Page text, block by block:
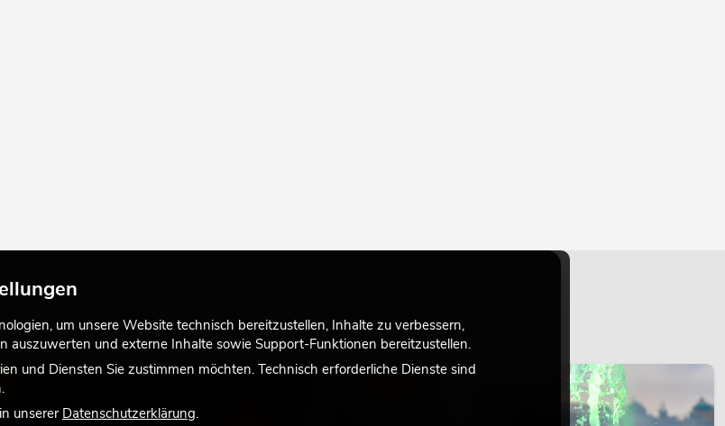
um unsere Website technisch bereitzustellen, Inhalte zu verbessern,
auszuwerten und externe Inhalte sowie Support-Funktionen bereitzustellen.
und Diensten Sie zustimmen möchten. Technisch erforderliche Dienste sind
unsererDatenschutzerklärung.